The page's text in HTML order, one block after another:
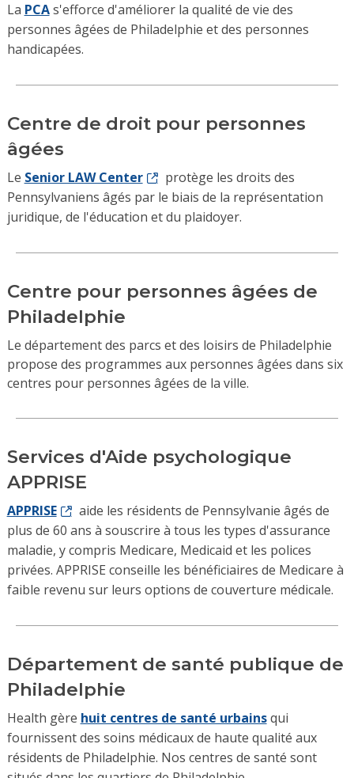
La PCAs'efforce d'améliorer la qualité de vie des
personnes âgées de Philadelphie et des personnes
handicapées.
Centre de droit pour personnes
âgées
Le Senior LAW Center
protège les droits des
Pennsylvaniens âgés par le biais de la représentation
juridique, de l'éducation et du plaidoyer.
Centre pour personnes âgées de
Philadelphie
Le département des parcs et des loisirs de Philadelphie
propose des programmes aux personnes âgées dans six
centres pour personnes âgées de la ville.
Services d'Aide psychologique
APPRISE
APPRISE
aide les résidents de Pennsylvanie âgés de
plus de 60 ans à souscrire à tous les types d'assurance
maladie, y compris Medicare, Medicaid et les polices
privées. APPRISE conseille les bénéficiaires de Medicare à
faible revenu sur leurs options de couverture médicale.
Département de santé publique de
Philadelphie
Health gère huit centres de santé urbainsqui
fournissent des soins médicaux de haute qualité aux
résidents de Philadelphie. Nos centres de santé sont